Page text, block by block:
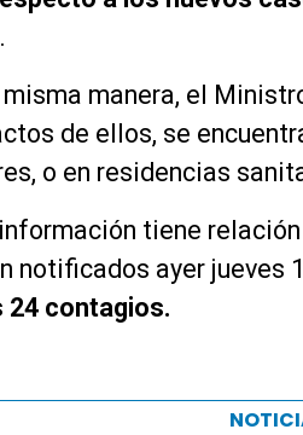
misma manera, el
de ellos, se
o en residencias
tiene
notificados ayer jueves
24 contagios.